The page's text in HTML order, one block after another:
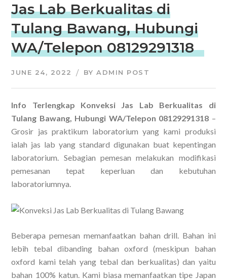
Jas Lab Berkualitas di
Tulang Bawang, Hubungi
WA/Telepon 08129291318
JUNE 24, 2022 BYADMIN POST
Info Terlengkap Konveksi Jas Lab Berkualitas di
Tulang Bawang, Hubungi WA/Telepon 08129291318 –
Grosir jas praktikum laboratorium yang kami produksi
ialah jas lab yang standard digunakan buat kepentingan
laboratorium. Sebagian pemesan melakukan modifikasi
pemesanan tepat keperluan dan kebutuhan
laboratoriumnya.
Beberapa pemesan memanfaatkan bahan drill. Bahan ini
lebih tebal dibanding bahan oxford (meskipun bahan
oxford kami telah yang tebal dan berkualitas) dan yaitu
bahan 100% katun. Kami biasa memanfaatkan tipe Japan